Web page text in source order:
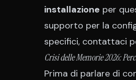
installazione per
supporto per la
specifici, contattaci
Crisi delle Memorie 2026:
Prima di parlare di